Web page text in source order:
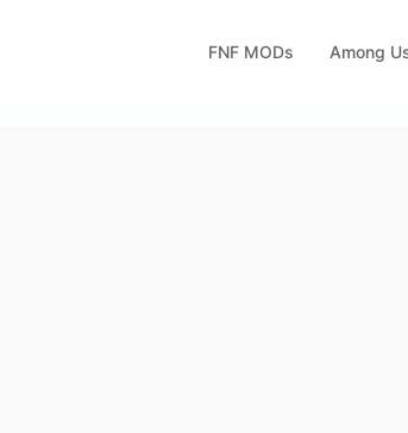
FNF MODs Among